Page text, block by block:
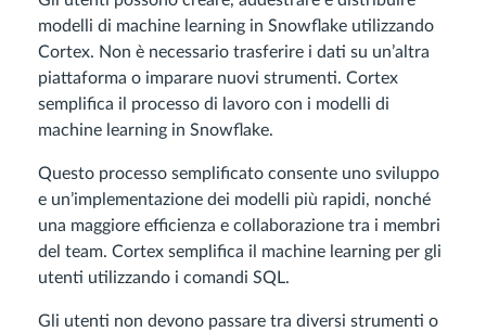
modelli di machine learning in Snowflake utilizzando
Cortex. Non è necessario trasferire i dati su un’altra
piattaforma o imparare nuovi strumenti. Cortex
semplifica il processo di lavoro con i modelli di
machine learning in Snowflake.
Questo processo semplificato consente uno sviluppo
e un’implementazione dei modelli più rapidi, nonché
una maggiore efficienza e collaborazione tra i membri
del team. Cortex semplifica il machine learning per gli
utenti utilizzando i comandi SQL.
Gli utenti non devono passare tra diversi strumenti o